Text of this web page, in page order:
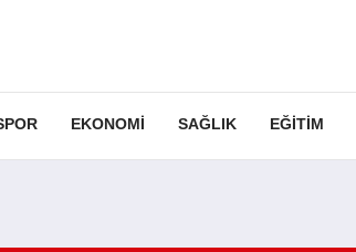
EKONOMI SAĞLIK EĞITIM